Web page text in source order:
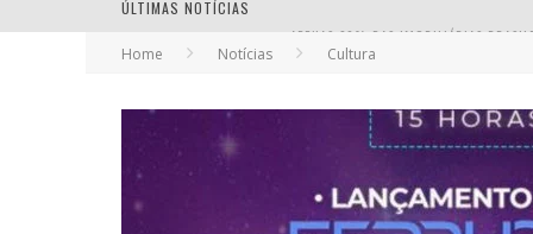
ÚLTIMAS NOTÍCIAS
Home Notícias Cultura